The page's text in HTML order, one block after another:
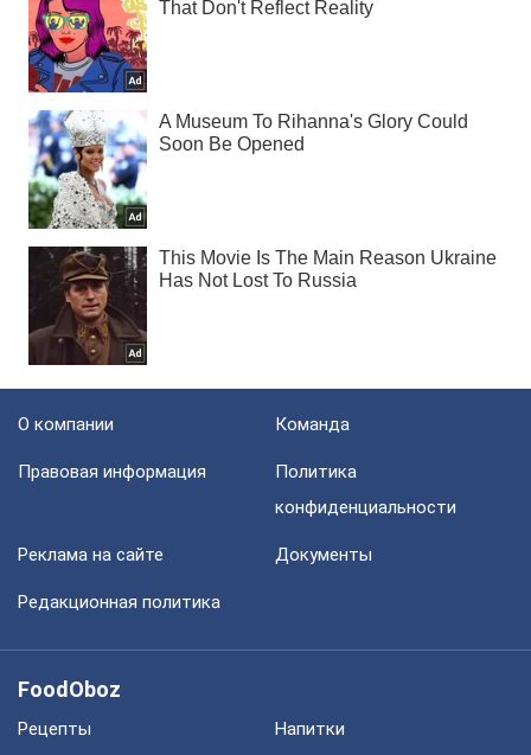
О компании Команда
Правовая информация
Политика
конфиденциальности
Реклама на сайте Документы
Редакционная политика
FoodOboz
Рецепты Напитки